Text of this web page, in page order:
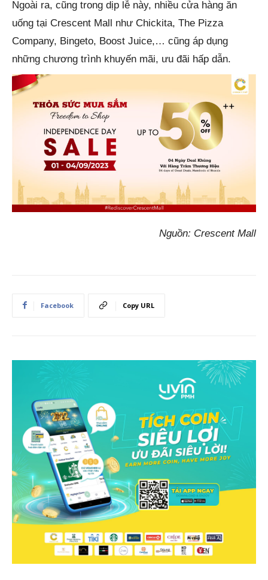
Ngoài ra, cũng trong dịp lễ này, nhiều cửa hàng ăn
uống tại Crescent Mall như Chickita, The Pizza
Company, Bingeto, Boost Juice,… cũng áp dụng
những chương trình khuyến mãi, ưu đãi hấp dẫn.
Nguồn: Crescent Mall
Facebook Copy URL